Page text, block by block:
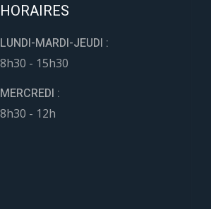
HORAIRES
LUNDI-MARDI-JEUDI :
8h30 - 15h30
MERCREDI :
8h30 - 12h